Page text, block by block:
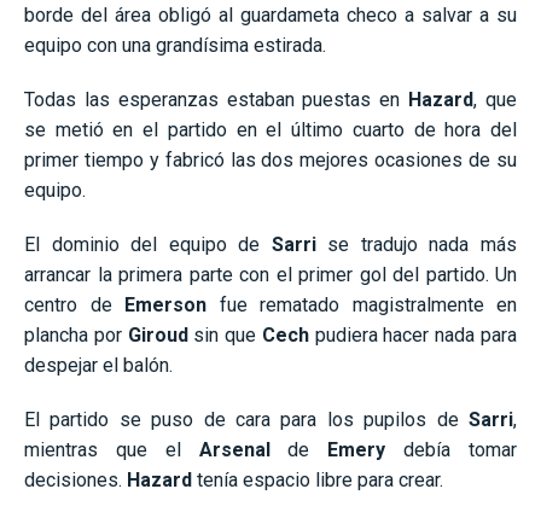
borde del área obligó al guardameta checo a salvar a su
equipo con una grandísima estirada.
Todas las esperanzas estaban puestas en Hazard, que
se metió en el partido en el último cuarto de hora del
primer tiempo y fabricó las dos mejores ocasiones de su
equipo.
El dominio del equipo de Sarrise tradujo nada más
arrancar la primera parte con el primer gol del partido. Un
centro de Emerson fue rematado magistralmente en
plancha por Giroudsin que Cechpudiera hacer nada para
despejar el balón.
El partido se puso de cara para los pupilos de Sarri,
mientras que el Arsenalde Emery debía tomar
decisiones. Hazard tenía espacio libre para crear.